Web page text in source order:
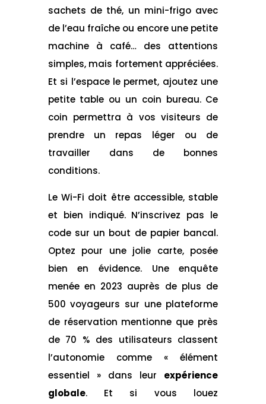
sachets de thé, un mini-frigo avec
de l’eau fraîche ou encore une petite
machine à café… des attentions
simples, mais fortement appréciées.
Et si l’espace le permet, ajoutez une
petite table ou un coin bureau. Ce
coin permettra à vos visiteurs de
prendre un repas léger ou de
travailler dans de bonnes
conditions.
Le Wi-Fi doit être accessible, stable
et bien indiqué. N’inscrivez pas le
code sur un bout de papier bancal.
Optez pour une jolie carte, posée
bien en évidence. Une enquête
menée en 2023 auprès de plus de
500 voyageurs sur une plateforme
de réservation mentionne que près
de 70 % des utilisateurs classent
l’autonomie comme « élément
essentiel » dans leur
expérience
globale. Et si vous louez